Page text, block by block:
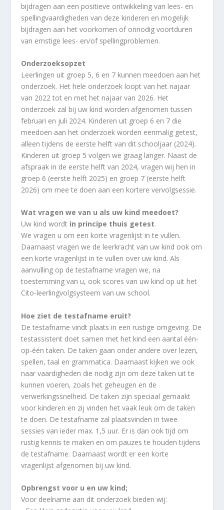
bijdragen aan een positieve ontwikkeling van lees- en
spellingvaardigheden van deze kinderen en mogelijk
bijdragen aan het voorkomen of onnodig voortduren
van ernstige lees- en/of spellingproblemen.
Onderzoeksopzet
Leerlingen uit groep 5, 6 en 7 kunnen meedoen aan het
onderzoek. Het hele onderzoek loopt van het najaar
van 2022 tot en met het najaar van 2026. Het
onderzoek zal bij uw kind worden afgenomen tussen
februari en juli 2024. Kinderen uit groep 6 en 7 die
meedoen aan het onderzoek worden eenmalig getest,
alleen tijdens de eerste helft van dit schooljaar (2024).
Kinderen uit groep 5 volgen we graag langer. Naast de
afspraak in de eerste helft van 2024, vragen wij hen in
groep 6 (eerste helft 2025) en groep 7 (eerste helft
2026) om mee te doen aan een kortere vervolgsessie.
Wat vragen we van u als uw kind meedoet?
Uw kind wordt in principe thuis getest.
We vragen u om een korte vragenlijst in te vullen.
Daarnaast vragen we de leerkracht van uw kind ook om
een korte vragenlijst in te vullen over uw kind. Als
aanvulling op de testafname vragen we, na
toestemming van u, ook scores van uw kind op uit het
Cito-leerlingvolgsysteem van uw school.
Hoe ziet de testafname eruit?
De testafname vindt plaats in een rustige omgeving. De
testassistent doet samen met het kind een aantal één-
op-één taken. De taken gaan onder andere over lezen,
spellen, taal en grammatica. Daarnaast kijken we ook
naar vaardigheden die nodig zijn om deze taken uit te
kunnen voeren, zoals het geheugen en de
verwerkingssnelheid. De taken zijn speciaal gemaakt
voor kinderen en zij vinden het vaak leuk om de taken
te doen. De testafname zal plaatsvinden in twee
sessies van ieder max. 1,5 uur. Er is dan ook tijd om
rustig kennis te maken en om pauzes te houden tijdens
de testafname. Daarnaast wordt er een korte
vragenlijst afgenomen bij uw kind.
Opbrengst voor u en uw kind;
Voor deelname aan dit onderzoek bieden wij: